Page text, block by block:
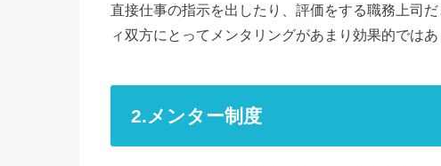
直接仕事の指示を出したり、評価をする職務上司
ィ双方にとってメンタリングがあまり効果的ではあ
2.メンター制度